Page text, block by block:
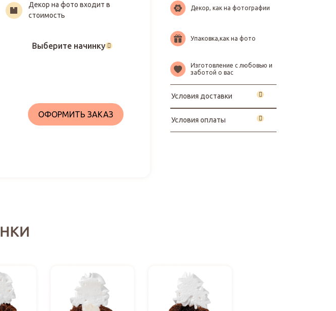
Декор на фото входит в
стоимость
Выберите начинку
ОФОРМИТЬ ЗАКАЗ
Декор, как на фотографии
Упаковка,как на фото
Изготовление с любовью и
заботой о вас
Условия доставки
Условия оплаты